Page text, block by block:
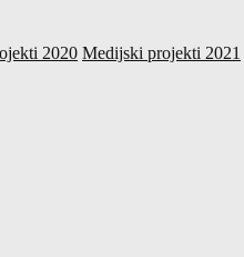
2020 Medijski projekti 2021